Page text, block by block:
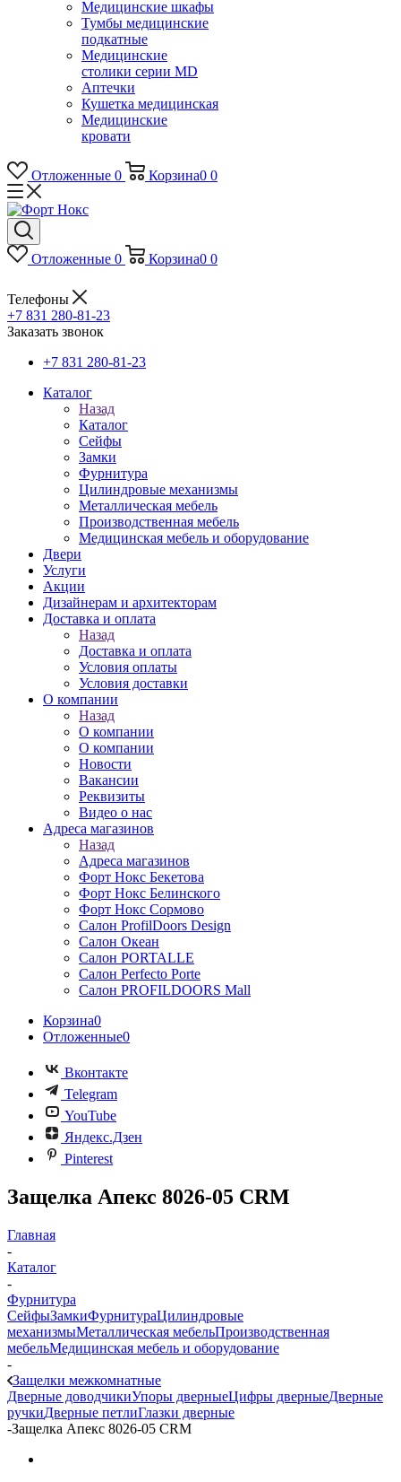
Медицинские шкафы
Тумбы медицинские
подкатные
Медицинские
столики серии MD
Аптечки
Кушетка медицинская
Медицинские
кровати
Отложенные 0 Корзина0 0
Отложенные 0 Корзина0 0
Телефоны
+7 831 280-81-23
Заказать звонок
+7 831 280-81-23
Каталог
Назад
Каталог
Сейфы
Замки
Фурнитура
Цилиндровые механизмы
Металлическая мебель
Производственная мебель
Медицинская мебель и оборудование
Двери
Услуги
Акции
Дизайнерам и архитекторам
Доставка и оплата
Назад
Доставка и оплата
Условия оплаты
Условия доставки
О компании
Назад
О компании
О компании
Новости
Вакансии
Реквизиты
Видео о нас
Адреса магазинов
Назад
Адреса магазинов
Форт Нокс Бекетова
Форт Нокс Белинского
Форт Нокс Сормово
Салон ProfilDoors Design
Салон Океан
Салон PORTALLE
Салон Perfecto Portе
Салон PROFILDOORS Mall
Корзина0
Отложенные0
Вконтакте
Telegram
YouTube
Яндекс.Дзен
Pinterest
Защелка Апекс 8026-05 CRM
Главная
-
Каталог
-
Фурнитура
СейфыЗамкиФурнитураЦилиндровые
механизмыМеталлическая мебельПроизводственная
мебельМедицинская мебель и оборудование
-
Защелки межкомнатные
Дверные доводчикиУпоры дверныеЦифры дверныеДверные
ручкиДверные петлиГлазки дверные
-Защелка Апекс 8026-05 CRM